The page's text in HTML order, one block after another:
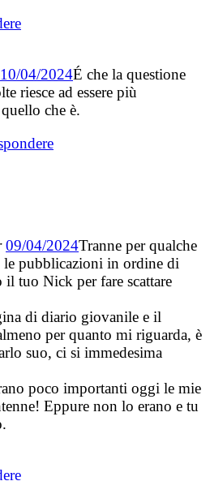
10/04/2024É che la questione
riesce ad essere più
che è.
09/04/2024Tranne per qualche
le pubblicazioni in ordine di
il tuo Nick per fare scattare
di diario giovanile e il
per quanto mi riguarda, è
suo, ci si immedesima
poco importanti oggi le mie
Eppure non lo erano e tu